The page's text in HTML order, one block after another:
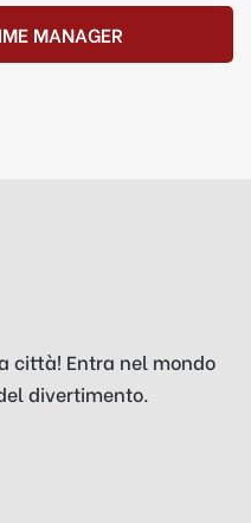
MANAGER
città! Entra nel mondo
divertimento.